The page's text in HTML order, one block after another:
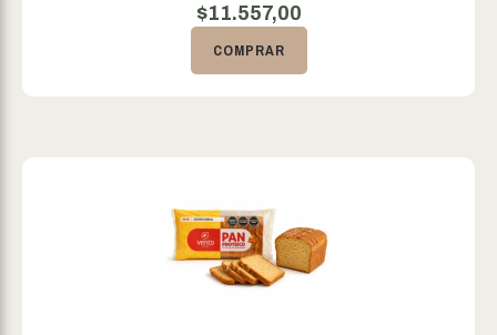
$11.557,00
COMPRAR